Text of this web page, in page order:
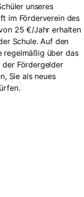
unseres
im Förderverein des
25 €/Jahr erhalten
Schule. Auf den
regelmäßig über das
der Fördergelder
Sie als neues